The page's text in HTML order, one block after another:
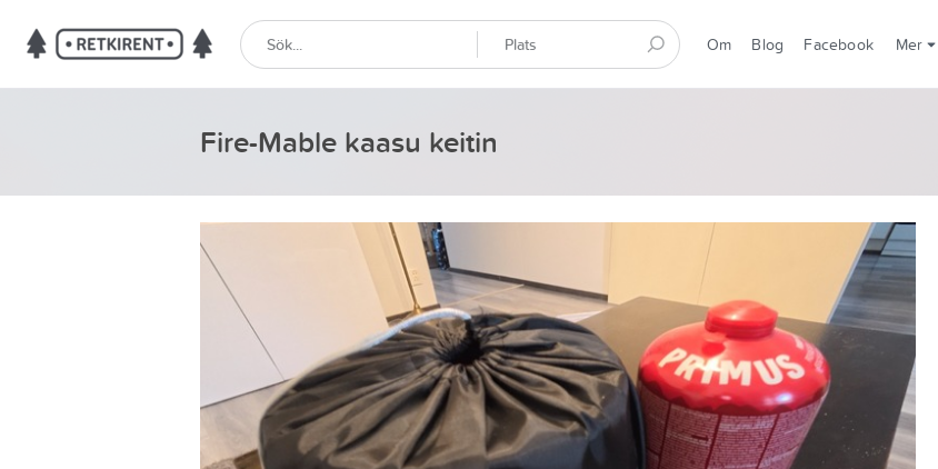
Om Blog Facebook Mer
Fire-Mable kaasu keitin